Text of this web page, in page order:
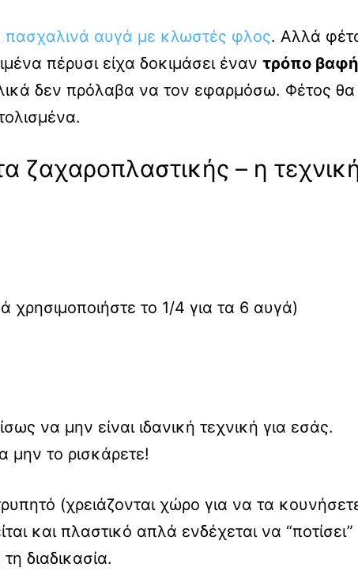
πασχαλινά αυγά με κλωστές φλος. Αλλά
πέρυσι είχα δοκιμάσει έναν τρόπο
δεν πρόλαβα να τον εφαρμόσω. Φέτος θα
ζαχαροπλαστικής – η
χρησιμοποιήστε το 1/4 για τα 6 αυγά)
να μην είναι ιδανική τεχνική για εσάς.
μην το ρισκάρετε!
(χρειάζονται χώρο για να τα
και πλαστικό απλά ενδέχεται να “ποτίσει”
διαδικασία.